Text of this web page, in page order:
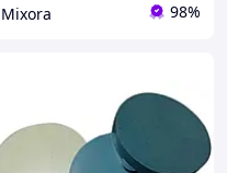
Mixora 98%